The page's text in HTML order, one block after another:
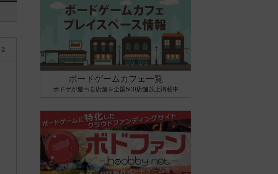
2
ボードゲームカフェ一覧
ボドゲが遊べる店舗を全国500店舗以上掲載中